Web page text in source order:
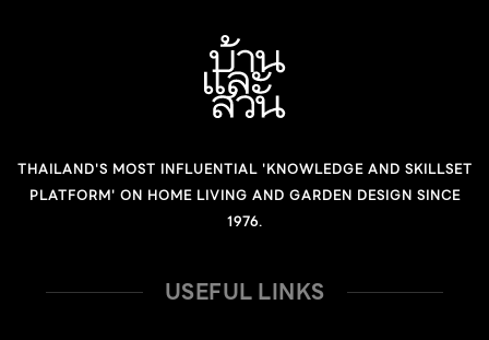
กำลังมีปฏิสัมพันธ์ด้วย ยกตัวอย่างเช่น แมวที่มีความสุขมัก
ส่งเสียงเพอร์ (purring) เอาตัวเข้ามาถูไถ วิ่งเล่น และพยายาม
เขามามีส่วนร่วมกับเรา และสัตว์เลี้ยงตัวอื่น ๆ แมวที่รู้สึกเศร้า
เคลื่อนไหวร่างกาย แมวที่กำลังโกรธ หรือรู้สึกกลัว อาจจะส่ง
เสียงขู่ โก่งตัว หรือกางเล็บและข่วน แมวที่กำลังร้องเหมียว ๆ
วิตกกังวล โกรธ หรือไม่พอใจ อาจส่งเสียงที่คล้ายกับเสียง
THAILAND'S MOST INFLUENTIAL 'KNOWLEDGE AND SKILLSET
PLATFORM' ON HOME LIVING AND GARDEN DESIGN SINCE
1976.
USEFUL LINKS